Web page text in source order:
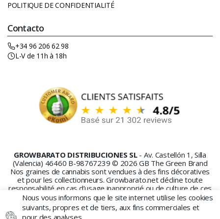
POLITIQUE DE CONFIDENTIALITÉ
Contacto
+34 96 206 62 98
L-V de 11h à 18h
GROWBARATO DISTRIBUCIONES SL - Av. Castellón 1, Silla
(Valencia) 46460 B-98767239 © 2026 GB The Green Brand
Nos graines de cannabis sont vendues à des fins décoratives
et pour les collectionneurs. Growbarato.net décline toute
responsabilité en cas d’usage inapproprié ou de culture de ces
graines.
Nous vous informons que le site internet utilise les cookies
suivants, propres et de tiers, aux fins commerciales et
pour des analyses.